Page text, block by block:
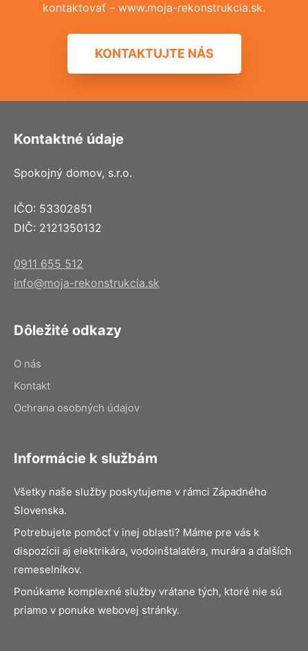
kontaktovať – www.moja-rekonstrukcia.sk.
KONTAKTUJTE NÁS
Kontaktné údaje
Spokojný domov, s.r.o.
IČO: 53302851
DIČ: 2121350132
0911 655 512
info@moja-rekonstrukcia.sk
Dôležité odkazy
O nás
Kontakt
Ochrana osobných údajov
Informácie k službám
Všetky naše služby poskytujeme v rámci Západného
Slovenska.
Potrebujete pomôcť v inej oblasti? Máme pre vás k
dispozícii aj elektrikára, vodoinštalatéra, murára a ďalších
remeselníkov.
Ponúkame komplexné služby vrátane tých, ktoré nie sú
priamo v ponuke webovej stránky.